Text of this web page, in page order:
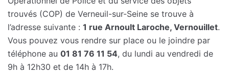
trouvés (COP) de Verneuil-sur-Seine se trouve à
l’adresse suivante : 1 rue Arnoult Laroche, Vernouillet.
Vous pouvez vous rendre sur place ou le joindre par
téléphone au 01 81 76 11 54, du lundi au vendredi de
9h à 12h30 et de 14h à 17h.